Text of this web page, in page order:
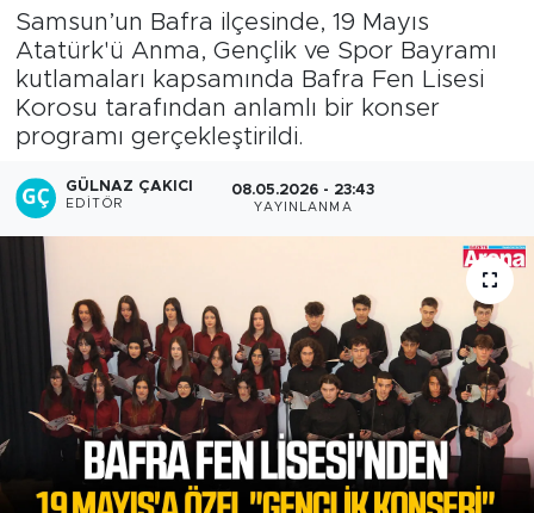
Samsun’un Bafra ilçesinde, 19 Mayıs
Atatürk'ü Anma, Gençlik ve Spor Bayramı
kutlamaları kapsamında Bafra Fen Lisesi
Korosu tarafından anlamlı bir konser
programı gerçekleştirildi.
GÜLNAZ ÇAKICI
EDITÖR
08.05.2026 - 23:43
YAYINLANMA
Son Dakika Haberleri
Haber Arşivi